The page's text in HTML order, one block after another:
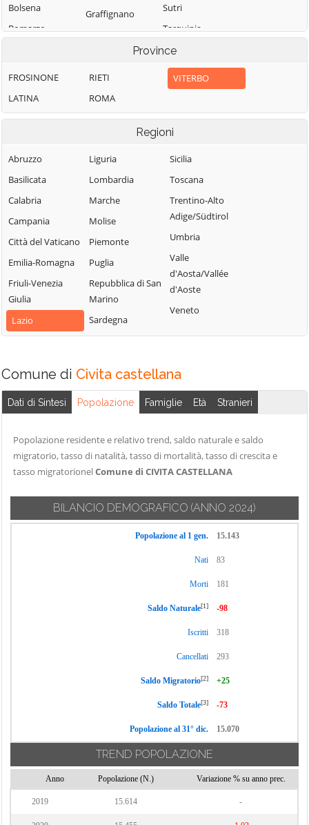
Bolsena
Bomarzo
Capodimonte
Caprarola
Carbognano
Castel Sant'Elia
Castiglione in
Teverina
Graffignano
Grotte di Castro
Ischia di Castro
Latera
Lubriano
Marta
Castro
Monte Romano
Montefiascone
Monterosi
Nepi
Onano
Sutri
Tarquinia
Tessennano
Tuscania
Valentano
Vallerano
Vasanello
Vejano
Vignanello
Villa San
Giovanni in
Viterbo
Vitorchiano
Province
FROSINONE
LATINA
RIETI
ROMA
VITERBO
Regioni
Abruzzo
Basilicata
Calabria
Campania
Città del Vaticano
Emilia-Romagna
Friuli-Venezia
Giulia
Lazio
Liguria
Lombardia
Marche
Molise
Piemonte
Puglia
Repubblica di San
Marino
Sardegna
Sicilia
Toscana
Trentino-Alto
Adige/Südtirol
Umbria
Valle
d'Aosta/Vallée
d'Aoste
Veneto
Comune di Civita castellana
Dati di Sintesi Popolazione Famiglie Età Stranieri
Popolazione residente e relativo trend, saldo naturale e saldo
migratorio, tasso di natalità, tasso di mortalità, tasso di crescita e
tasso migratorionelComune di CIVITA CASTELLANA
BILANCIO DEMOGRAFICO (ANNO 2024)
Popolazione al 1 gen. 15.143
Nati 83
Morti 181
Saldo Naturale[1] -98
Iscritti 318
Cancellati 293
Saldo Migratorio[2] +25
Saldo Totale[3] -73
Popolazione al 31° dic. 15.070
TREND POPOLAZIONE
Anno Popolazione (N.) Variazione % su anno prec.
2019 15.614 -